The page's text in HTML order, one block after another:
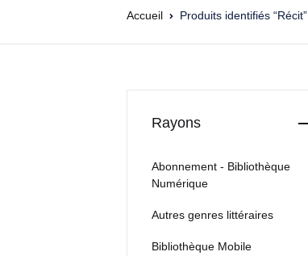
Accueil Produits identifiés “Récit”
Rayons
Abonnement - Bibliothèque
Numérique
Autres genres littéraires
Bibliothèque Mobile